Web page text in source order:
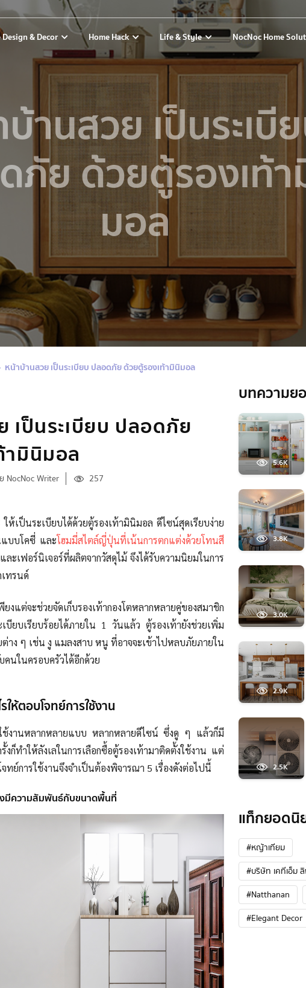
Design & Decor Home Hack Life & Style NocNoc Home
านสวย เป็นระเบี
ภัย ด้วยตู้รองเท้
มอล
หน้าบ้านสวย เป็นระเบียบ ปลอดภัย ด้วยตู้รองเท้ามินิมอล
เป็นระเบียบ ปลอดภัย
ามินิมอล
NocNoc Writer 257
ห้เป็นระเบียบได้ด้วยตู้รองเท้ามินิมอล ดีไซน์สุดเรียบง่าย
บบโคซี่ และโฮมมี่สไตล์ญี่ปุ่นที่เน้นการตกแต่งด้วยโทนสี
ะเฟอร์นิเจอร์ที่ผลิตจากวัสดุไม้ จึงได้รับความนิยมในการ
ทรนด์
ต่จะช่วยจัดเก็บรองเท้ากองโตหลากหลายคู่ของสมาชิก
บียบเรียบร้อยได้ภายใน 1 วันแล้ว ตู้รองเท้ายังช่วยเพิ่ม
าง ๆ เช่น งู แมลงสาบ หนู ที่อาจจะเข้าไปหลบภัยภายใน
คนในครอบครัวได้อีกด้วย
ให้ตอบโจทย์การใช้งาน
ใช้งานหลากหลายแบบ หลากหลายดีไซน์ ซึ่งดู ๆ แล้วก็มี
งก็ทำให้ลังเลในการเลือกซื้อตู้รองเท้ามาติดตั้งใช้งาน แต่
ทย์การใช้งานจึงจำเป็นต้องพิจารณา 5 เรื่องดังต่อไปนี้
มีความสัมพันธ์กับขนาดพื้นที่
บทความย
5.6K
3.8K
3.0K
2.9K
2.5K
แท็กยอดนิ
#หญ้าเทียม
#บริษัท เคทีเอ็ม
#Natthanan
#Elegant Decor